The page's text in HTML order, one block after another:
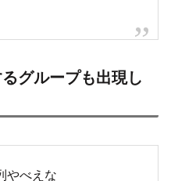
グループも出現し